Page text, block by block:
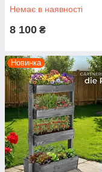
Немає в наявності
8 100 ₴
Новинка